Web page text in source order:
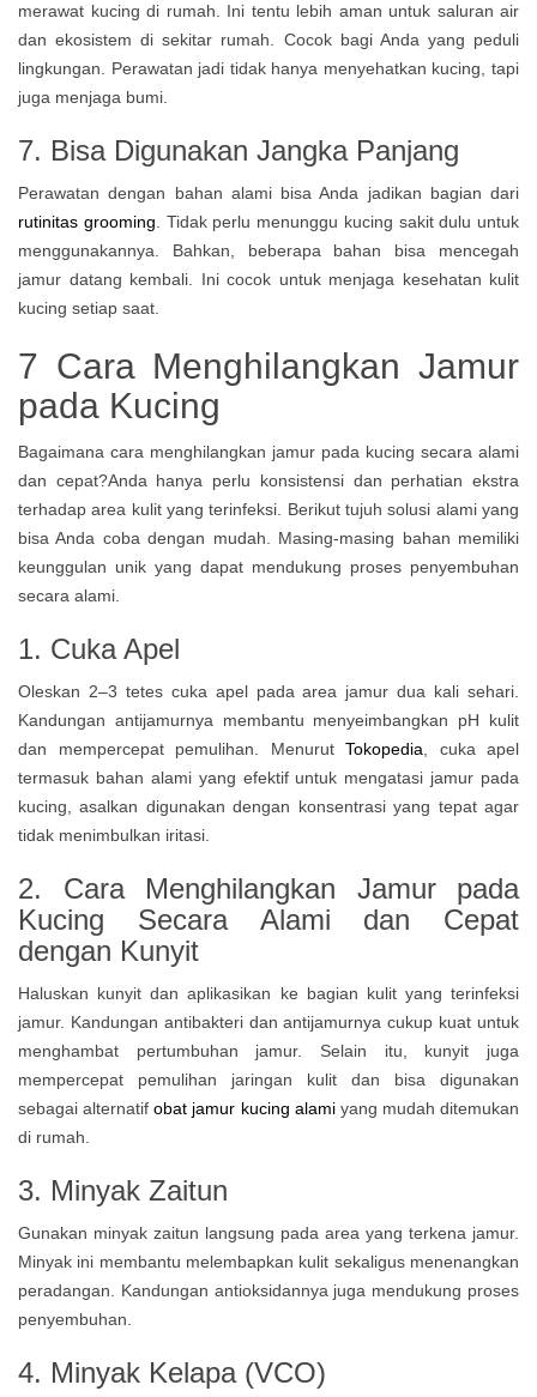
merawat kucing di rumah. Ini tentu lebih aman untuk saluran air
dan ekosistem di sekitar rumah. Cocok bagi Anda yang peduli
lingkungan. Perawatan jadi tidak hanya menyehatkan kucing, tapi
juga menjaga bumi.
7. Bisa Digunakan Jangka Panjang
Perawatan dengan bahan alami bisa Anda jadikan bagian dari
rutinitas grooming . Tidak perlu menunggu kucing sakit dulu untuk
menggunakannya. Bahkan, beberapa bahan bisa mencegah
jamur datang kembali. Ini cocok untuk menjaga kesehatan kulit
kucing setiap saat.
7 Cara Menghilangkan Jamur
pada Kucing
Bagaimana cara menghilangkan jamur pada kucing secara alami
dan cepat?Anda hanya perlu konsistensi dan perhatian ekstra
terhadap area kulit yang terinfeksi. Berikut tujuh solusi alami yang
bisa Anda coba dengan mudah. Masing-masing bahan memiliki
keunggulan unik yang dapat mendukung proses penyembuhan
secara alami.
1. Cuka Apel
Oleskan 2–3 tetes cuka apel pada area jamur dua kali sehari.
Kandungan antijamurnya membantu menyeimbangkan pH kulit
dan mempercepat pemulihan. Menurut Tokopedia , cuka apel
termasuk bahan alami yang efektif untuk mengatasi jamur pada
kucing, asalkan digunakan dengan konsentrasi yang tepat agar
tidak menimbulkan iritasi.
2. Cara Menghilangkan Jamur pada
Kucing Secara Alami dan Cepat
dengan Kunyit
Haluskan kunyit dan aplikasikan ke bagian kulit yang terinfeksi
jamur. Kandungan antibakteri dan antijamurnya cukup kuat untuk
menghambat pertumbuhan jamur. Selain itu, kunyit juga
mempercepat pemulihan jaringan kulit dan bisa digunakan
sebagai alternatifobat jamur kucing alamiyang mudah ditemukan
di rumah.
3. Minyak Zaitun
Gunakan minyak zaitun langsung pada area yang terkena jamur.
Minyak ini membantu melembapkan kulit sekaligus menenangkan
peradangan. Kandungan antioksidannya juga mendukung proses
penyembuhan.
4. Minyak Kelapa (VCO)